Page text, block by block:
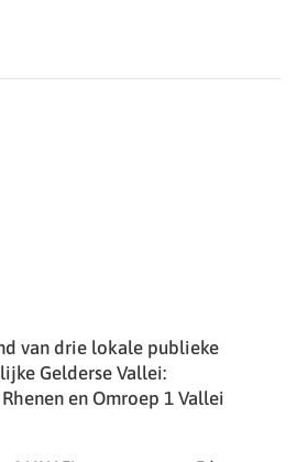
van drie lokale publieke
Gelderse Vallei:
en Omroep 1 Vallei